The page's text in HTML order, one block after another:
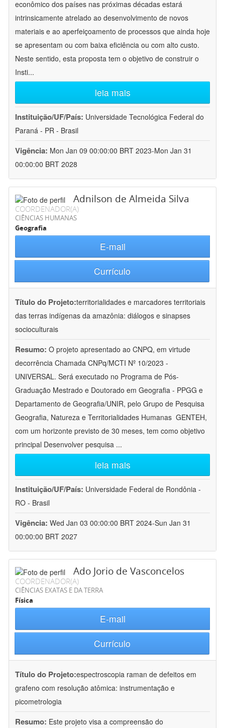
econômico dos países nas próximas décadas estará
intrinsicamente atrelado ao desenvolvimento de novos
materiais e ao aperfeiçoamento de processos que ainda hoje
se apresentam ou com baixa eficiência ou com alto custo.
Neste sentido, esta proposta tem o objetivo de construir o
Insti...
leia mais
Instituição/UF/País: Universidade Tecnológica Federal do
Paraná - PR - Brasil
Vigência: Mon Jan 09 00:00:00 BRT 2023-Mon Jan 31
00:00:00 BRT 2028
Adnilson de Almeida Silva
COORDENADOR(A)
CIÊNCIAS HUMANAS
Geografia
E-mail
Currículo
Título do Projeto:territorialidades e marcadores territoriais
das terras indígenas da amazônia: diálogos e sinapses
socioculturais
Resumo: O projeto apresentado ao CNPQ, em virtude
decorrência Chamada CNPq/MCTI Nº 10/2023 -
UNIVERSAL. Será executado no Programa de Pós-
Graduação Mestrado e Doutorado em Geografia - PPGG e
Departamento de Geografia/UNIR, pelo Grupo de Pesquisa
Geografia, Natureza e Territorialidades Humanas  GENTEH,
com um horizonte previsto de 30 meses, tem como objetivo
principal Desenvolver pesquisa ...
leia mais
Instituição/UF/País: Universidade Federal de Rondônia -
RO - Brasil
Vigência: Wed Jan 03 00:00:00 BRT 2024-Sun Jan 31
00:00:00 BRT 2027
Ado Jorio de Vasconcelos
COORDENADOR(A)
CIÊNCIAS EXATAS E DA TERRA
Física
E-mail
Currículo
Título do Projeto:espectroscopia raman de defeitos em
grafeno com resolução atômica: instrumentação e
picometrologia
Resumo: Este projeto visa a compreensão do